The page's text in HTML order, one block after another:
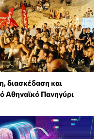
διασκέδαση και
Αθηναϊκό Πανηγύρι